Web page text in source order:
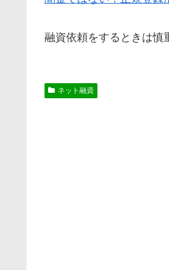
融資依頼をするときは慎
ネット融資